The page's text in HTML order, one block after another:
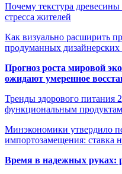
Почему текстура
стресса жителей
Как визуально расширить
продуманных
Прогноз роста мировой
ожидают умеренное
Тренды здорового питания
функциональным продуктам
Минэкономики утвердило
импортозамещения: ставка
Время в надежных руках: